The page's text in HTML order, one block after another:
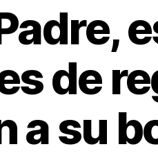
de
a su